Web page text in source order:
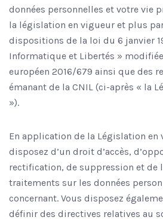
données personnelles et votre vie
la législation en vigueur et plus
dispositions de la loi du 6 janvier
Informatique et Libertés »
européen 2016/679 ainsi que des
émanant de la CNIL (ci-après « la
»).
En application de la Législation en
disposez d’un droit d’accès,
rectification, de suppression et de
traitements sur les données
concernant. Vous disposez
définir des directives relatives au